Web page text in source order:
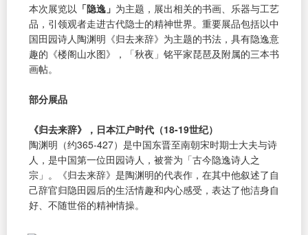
本次展览以 「隐逸」 为主题，展出相关的书画、乐器与工艺
品，引领观者走进古代隐士的精神世界。重要展品包括以中
国田园诗人陶渊明《归去来辞》为主题的书法，具有隐逸意
趣的《楼阁山水图》，「秋夜」铭平家琵琶及附属的三本书
画帖。
部分展品
《归去来辞》，日本江户时代（18-19世纪）
陶渊明（约365-427）是中国东晋至南朝宋时期士大夫与诗
人，是中国第一位田园诗人，被誉为「古今隐逸诗人之
宗」。《归去来辞》是陶渊明的代表作，在其中他叙述了自
己辞官归隐田园后的生活情趣和内心感受，表达了他洁身自
好、不随世俗的精神情操。